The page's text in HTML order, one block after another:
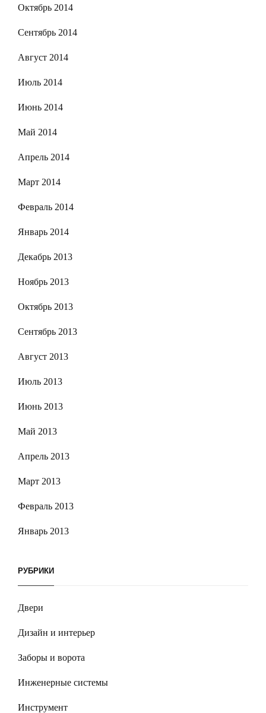
Октябрь 2014
Сентябрь 2014
Август 2014
Июль 2014
Июнь 2014
Май 2014
Апрель 2014
Март 2014
Февраль 2014
Январь 2014
Декабрь 2013
Ноябрь 2013
Октябрь 2013
Сентябрь 2013
Август 2013
Июль 2013
Июнь 2013
Май 2013
Апрель 2013
Март 2013
Февраль 2013
Январь 2013
РУБРИКИ
Двери
Дизайн и интерьер
Заборы и ворота
Инженерные системы
Инструмент